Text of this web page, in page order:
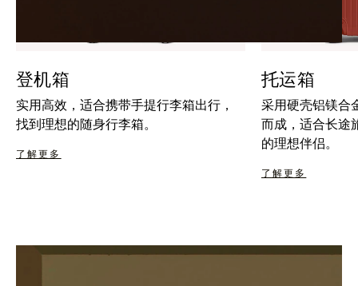
登机箱
实用高效，适合携带手提行李箱出行，
找到理想的随身行李箱。
了解更多
托运箱
采用硬壳铝镁合
而成，适合长途
的理想伴侣。
了解更多